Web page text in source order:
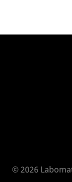
© 2026